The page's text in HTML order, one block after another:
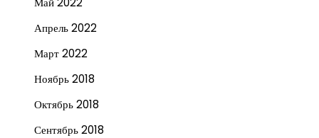
Апрель 2022
Март 2022
Ноябрь 2018
Октябрь 2018
Сентябрь 2018